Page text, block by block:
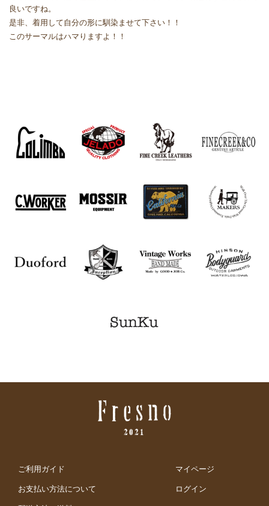
良いですね。
是非、着用して自分の形に馴染ませて下さい！！
このサーマルはハマりますよ！！
ご利用ガイド
お支払い方法について
マイページ
ログイン